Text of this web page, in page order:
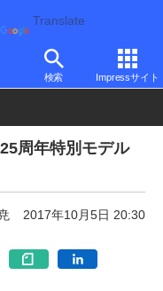
Translate
検索 Impressサイト
フォン ノートパソコン
周年特別モデル
2017年10月5日 20:30